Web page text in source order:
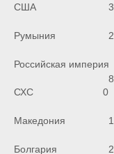
США 3
Румыния 2
Российская империя
8
СХС
0
Македония 1
Болгария 2